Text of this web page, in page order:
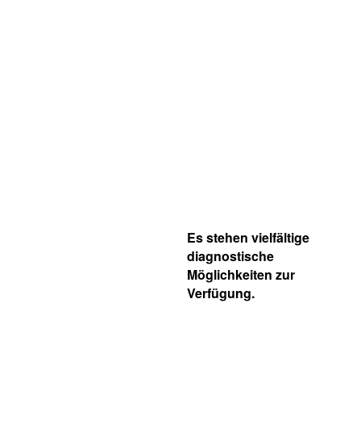
Es stehen vielfältige
diagnostische
Möglichkeiten zur
Verfügung.